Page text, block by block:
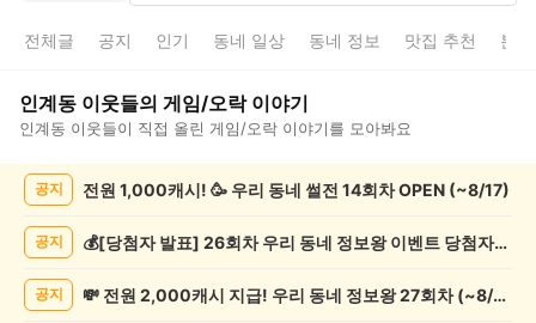
전체글 공지 인기 동네 일상 동네 정보 맛집 추천 분
인계동 이웃들의 게임/오락이야기
인계동 이웃들이 직접 올린 게임/오락 이야기를 모아봐요
공지 전원 1,000캐시! 🥳 우리 동네 썰전 14회차 OPEN (~8/17)
공지 💰[당첨자 발표] 26회차 우리 동네 정보왕 이벤트 당첨자를 발표합니다!
공지 💸 전원 2,000캐시 지급! 우리 동네 정보왕 27회차 (~8/10)